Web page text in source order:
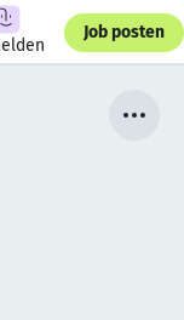
Job posten